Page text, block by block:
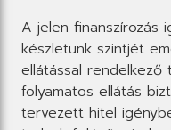
A jelen finanszírozás
készletünk szintjét
ellátással
folyamatos ellátás
tervezett hitel